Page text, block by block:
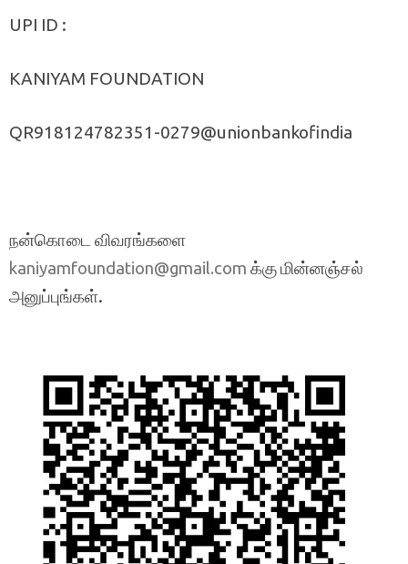
UPI ID :
KANIYAM FOUNDATION
QR918124782351-0279@unionbankofindia
நன்கொடை விவரங்களை
kaniyamfoundation@gmail.com க்கு மின்னஞ்சல்
அனுப்புங்கள்.